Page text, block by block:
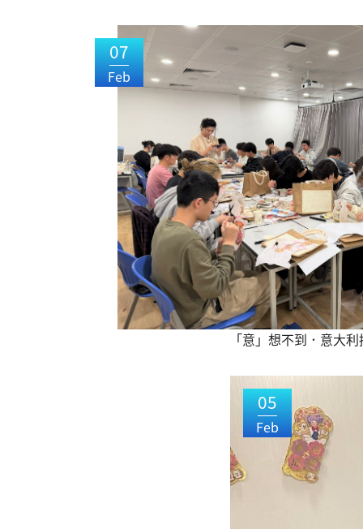
07
Feb
「意」想不到．意大
05
Feb